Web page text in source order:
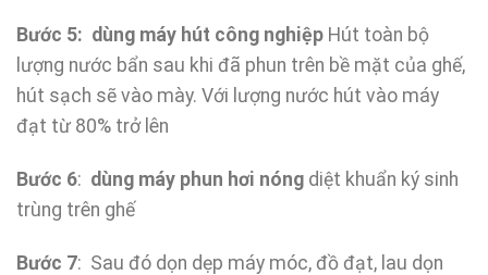
Bước 5: dùng máy hút công nghiệp Hút toàn bộ
lượng nước bẩn sau khi đã phun trên bề mặt của ghế,
hút sạch sẽ vào mày. Với lượng nước hút vào máy
đạt từ 80% trở lên
Bước 6: dùng máy phun hơi nóng diệt khuẩn ký sinh
trùng trên ghế
Bước 7: Sau đó dọn dẹp máy móc, đồ đạt, lau dọn